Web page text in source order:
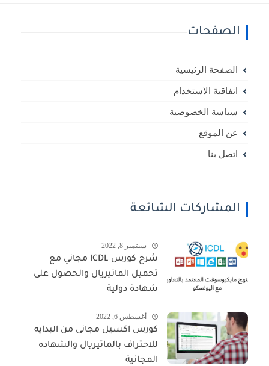
الصفحات
الصفحة الرئيسية
اتفاقية الاستخدام
سياسة الخصوصية
عن الموقع
اتصل بنا
المشاركات الشائعة
سبتمبر 8, 2022
شرح كورس ICDL مجاني مع
تحميل الماتيريال والحصول على
شهادة دولية
أغسطس 6, 2022
كورس اكسيل مجانى من البدايه
للاحتراف بالماتيريال والشهاده
المجانية